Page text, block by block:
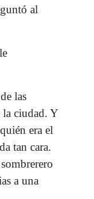
al
las
la ciudad. Y
era el
tan cara.
a una